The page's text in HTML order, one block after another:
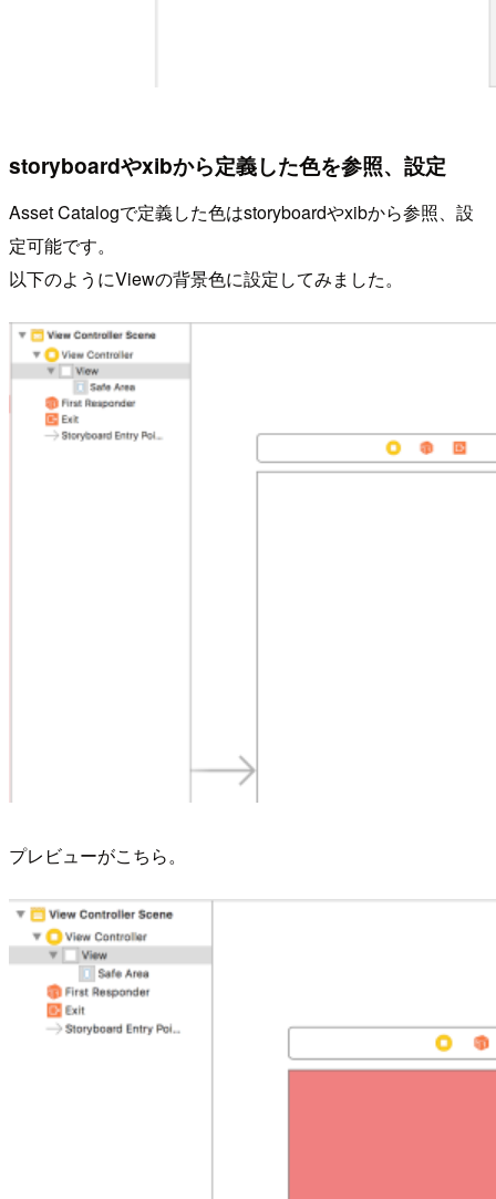
storyboardやxibから定義した色を参照、設定
Asset Catalogで定義した色はstoryboardやxibから参照、設
定可能です。
以下のようにViewの背景色に設定してみました。
プレビューがこちら。